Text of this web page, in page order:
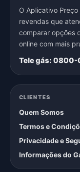
O Aplicativo
revendas que
comparar opções
online com mais
Tele gás:
CLIENTES
Quem Somos
Termos e
Privacidade e
Informações do